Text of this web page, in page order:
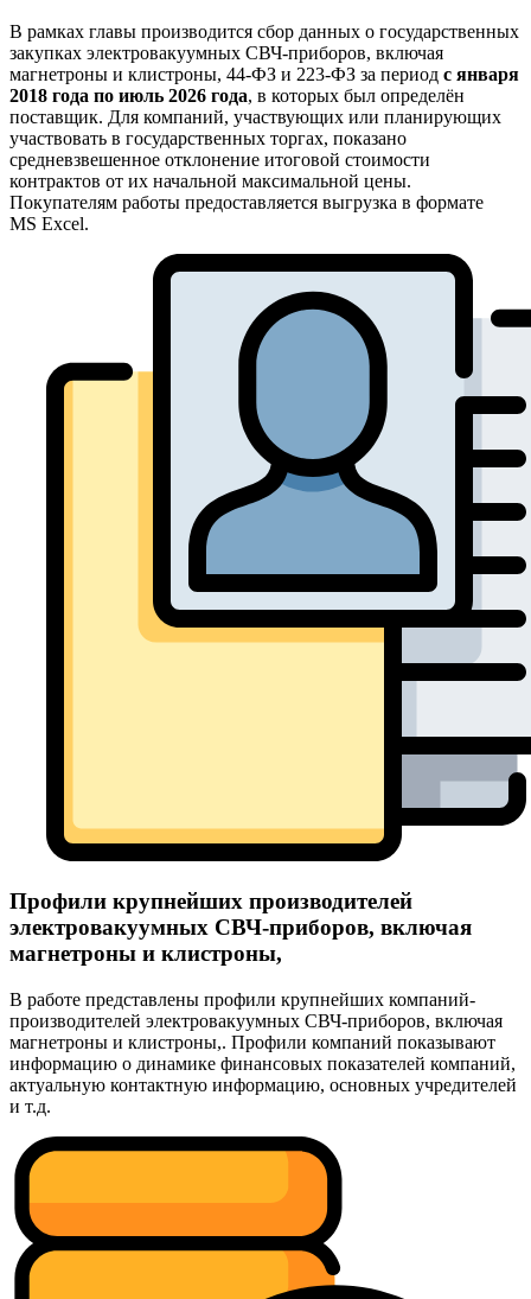
В рамках главы производится сбор данных о государственных
закупках электровакуумных СВЧ-приборов, включая
магнетроны и клистроны, 44-ФЗ и 223-ФЗ за период с января
2018 года по июль 2026 года, в которых был определён
поставщик. Для компаний, участвующих или планирующих
участвовать в государственных торгах, показано
средневзвешенное отклонение итоговой стоимости
контрактов от их начальной максимальной цены.
Покупателям работы предоставляется выгрузка в формате
MS Excel.
Профили крупнейших производителей
электровакуумных СВЧ-приборов, включая
магнетроны и клистроны,
В работе представлены профили крупнейших компаний-
производителей электровакуумных СВЧ-приборов, включая
магнетроны и клистроны,. Профили компаний показывают
информацию о динамике финансовых показателей компаний,
актуальную контактную информацию, основных учредителей
и т.д.